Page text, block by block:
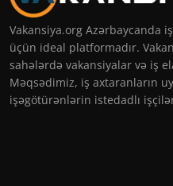
Vakansiya.org Azərbaycanda
üçün ideal platformadır.
sahələrdə vakansiyalar və iş
Məqsədimiz, iş axtaranların
işəgötürənlərin istedadlı